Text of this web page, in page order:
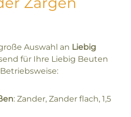
Auswahl an Liebig
für Ihre Liebig Beuten
: Zander, Zander flach, 1,5